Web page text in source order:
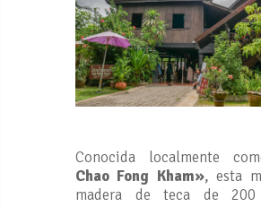
Conocida localmente
Chao Fong Kham», esta
madera de teca de